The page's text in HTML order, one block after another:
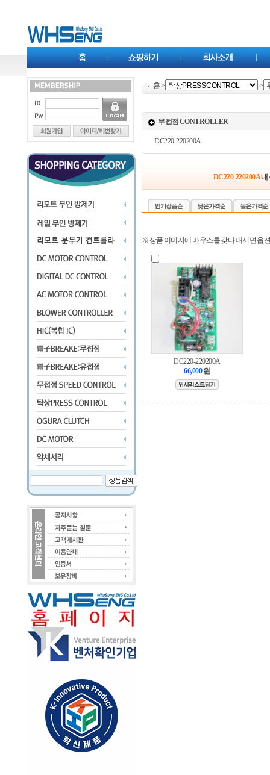
홈> >
무접점 CONTROLLER
DC220-220200A
DC220-220200A내
※ 상품 이미지에 마우스를 갖다 대시면 옵
DC220-220200A
66,000원